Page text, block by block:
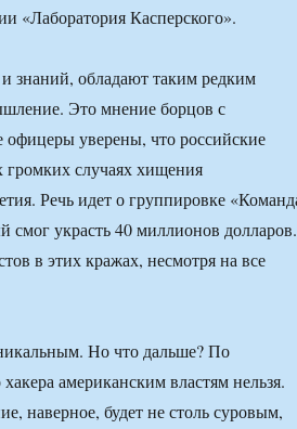
«Лаборатория Касперского».
знаний, обладают таким редким
Это мнение борцов с
уверены, что российские
случаях хищения
Речь идет о группировке
смог украсть 40 миллионов долларов.
в этих кражах, несмотря на все
Но что дальше? По
американским властям нельзя.
наверное, будет не столь суровым,